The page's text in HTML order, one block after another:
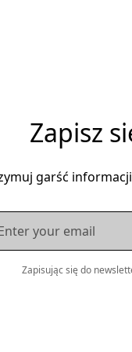
Zapisz
garść
Zapisując się do